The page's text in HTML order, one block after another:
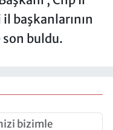
başkanlarının
buldu.